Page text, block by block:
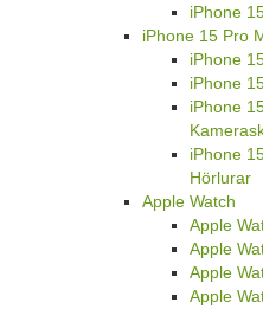
iPhone
iPhone 15 Pro
iPhone
iPhone
iPhone
iPhone
Hörlurar
Apple Watch
Apple
Apple
Apple
Apple